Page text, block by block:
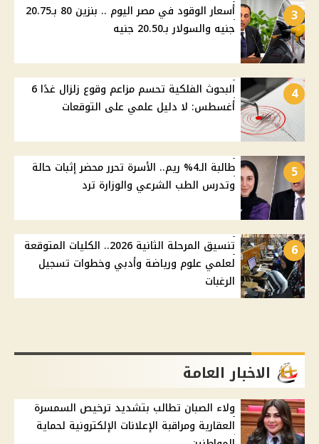
3
أسعار الوقود في مصر اليوم .. بنزين 80 بـ20.75
جنيه والسولار بـ20.50 جنيه
4
البحوث الفلكية تحسم مزاعم وقوع زلزال غدًا 6
أغسطس: لا دليل علمي على التوقعات
5
طالبة الـ4% ريم.. الأسرة تحرر محضر إثبات حالة
وتدرس الطب الشرعي والوزارة ترد
6
تنسيق المرحلة الثانية 2026.. الكليات المتوقعة
لعلمي علوم ورياضة وأدبي وخطوات تسجيل
الرغبات
الاخبار العامة
ولاء الصبان تطالب بتشديد ترخيص السمسرة
العقارية ومراقبة الإعلانات الإلكترونية لحماية